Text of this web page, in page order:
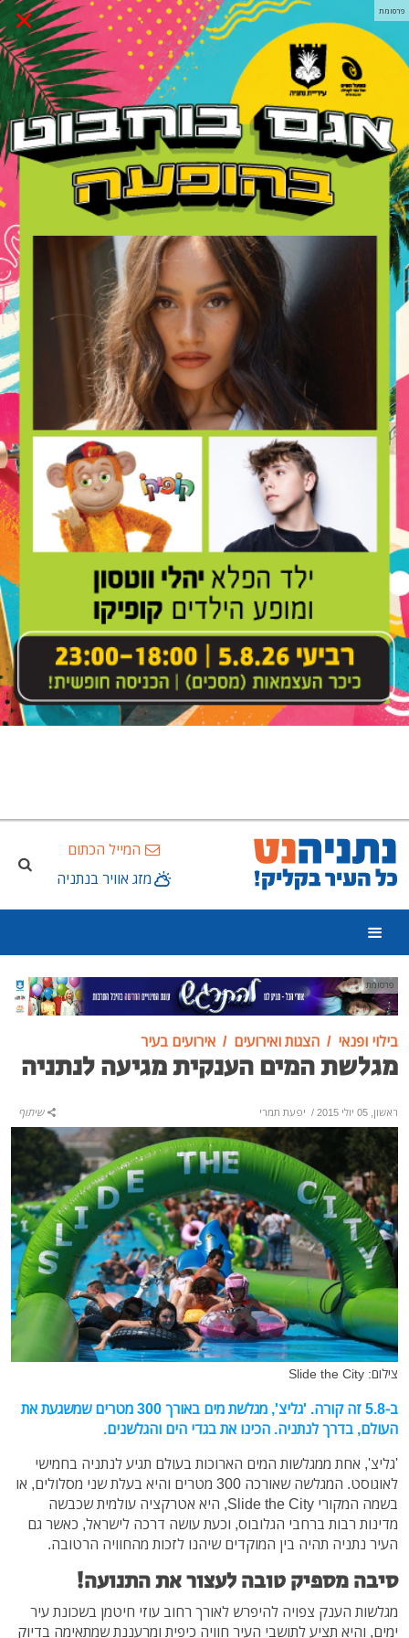
× פרסומת
המייל הכתום
מזג אוויר בנתניה
פרסומת
בילוי ופנאי הצגות ואירועים אירועים בעיר
מגלשת המים הענקית מגיעה לנתניה
ראשון, 05 יולי 2015 / יפעת תמרי שיתוף
צילום: Slide the City
ב-5.8 זה קורה. 'גליצ', מגלשת מים באורך 300 מטרים שמשגעת את
העולם, בדרך לנתניה. הכינו את בגדי הים והגלשנים.
'גליצ', אחת ממגלשות המים הארוכות בעולם תגיע לנתניה בחמישי
לאוגוסט. המגלשה שאורכה 300 מטרים והיא בעלת שני מסלולים, או
בשמה המקורי Slide the City, היא אטרקציה עולמית שכבשה
מדינות רבות ברחבי הגלובוס, וכעת עושה דרכה לישראל, כאשר גם
העיר נתניה תהיה בין המוקדים שיהנו לזכות מהחוויה הרטובה.
סיבה מספיק טובה לעצור את התנועה!
מגלשות הענק צפויה להיפרש לאורך רחוב עוזי חיטמן בשכונת עיר
ימים, והיא תציע לתושבי העיר חוויה כיפית ומרעננת שמתאימה בדיוק